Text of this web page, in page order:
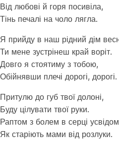
Від любові й горя посивіла,
Тінь печалі на чоло лягла.
Я прийду в наш рідний дім
Ти мене зустрінеш край воріт.
Довго я стоятиму з тобою,
Обійнявши плечі дорогі, дорогі.
Притулю до губ твої долоні,
Буду цілувати твої руки.
Раптом з болем в серці
Як старіють мами від розлуки.